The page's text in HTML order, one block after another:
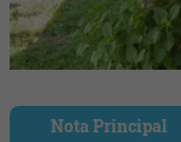
Nota Principal